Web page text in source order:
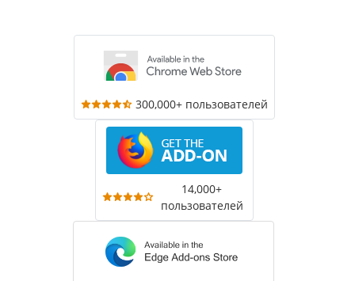
300,000+ пользователей
14,000+
пользователей